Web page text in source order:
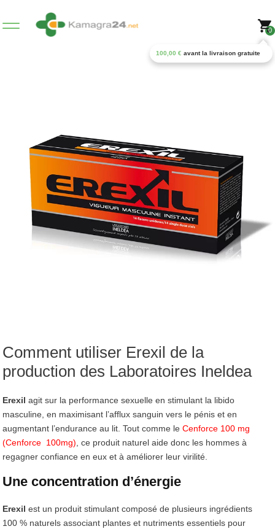
0
100,00 € avant la livraison gratuite
Comment utiliser Erexil de la
production des Laboratoires Ineldea
Erexil agit sur la performance sexuelle en stimulant la libido
masculine, en maximisant l’afflux sanguin vers le pénis et en
augmentant l’endurance au lit. Tout comme leCenforce 100 mg
(Cenforce 100mg) , ce produit naturel aide donc les hommes à
regagner confiance en eux et à améliorer leur virilité.
Une concentration d’énergie
Erexil est un produit stimulant composé de plusieurs ingrédients
100 % naturels associant plantes et nutriments essentiels pour